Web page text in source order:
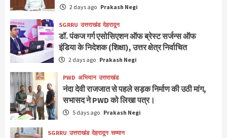
2 days ago Prakash Negi
SGRRU उत्तराखंड देहरादून
डॉ. पंकज गर्ग एसोसिएशन ऑफ ब्रेस्ट सर्जन्स ऑफ
इंडिया के निदेशक (शिक्षा), उत्तर क्षेत्र निर्वाचित
2 days ago Prakash Negi
PWD अभियान उत्तराखंड
नंदा देवी राजजात से पहले सड़क निर्माण की उठी मांग,
सभासद ने PWD को लिखा पत्र।
5 days ago Prakash Negi
SGRRU उत्तराखंड देहरादून सम्मान